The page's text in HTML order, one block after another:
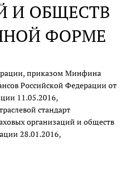
И ОБЩЕСТВ
ФОРМЕ
приказом Минфина
Российской Федерации от
11.05.2016,
стандарт
организаций и обществ
28.01.2016,